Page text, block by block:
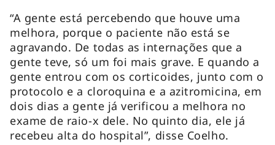
“A gente está percebendo que houve uma
melhora, porque o paciente não está se
agravando. De todas as internações que a
gente teve, só um foi mais grave. E quando a
gente entrou com os corticoides, junto com o
protocolo e a cloroquina e a azitromicina, em
dois dias a gente já verificou a melhora no
exame de raio-x dele. No quinto dia, ele já
recebeu alta do hospital”, disse Coelho.